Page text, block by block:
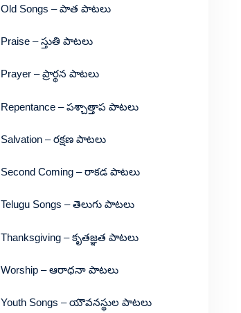
Old Songs – పాత పాటలు
Praise – స్తుతి పాటలు
Prayer – ప్రార్థన పాటలు
Repentance – పశ్చాత్తాప పాటలు
Salvation – రక్షణ పాటలు
Second Coming – రాకడ పాటలు
Telugu Songs – తెలుగు పాటలు
Thanksgiving – కృతజ్ఞత పాటలు
Worship – ఆరాధనా పాటలు
Youth Songs – యౌవనస్థుల పాటలు